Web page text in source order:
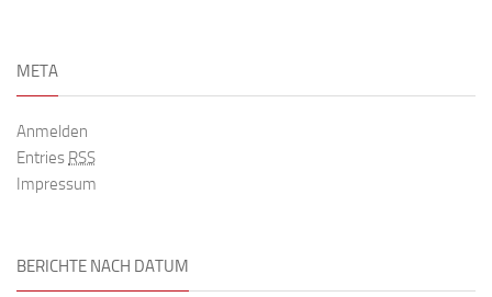
META
Anmelden
Entries RSS
Impressum
BERICHTE NACH DATUM